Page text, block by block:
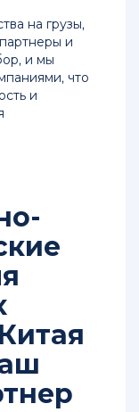
на грузы,
и
и мы
что
и